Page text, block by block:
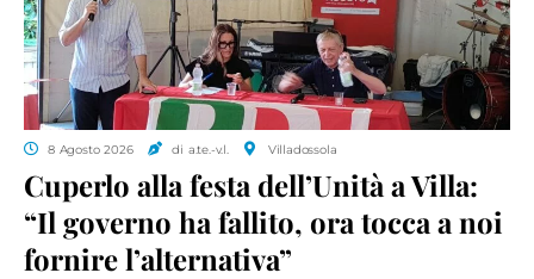
8 Agosto 2026 di a.te.-v.l. Villadossola
Cuperlo alla festa dell’Unità a Villa:
“Il governo ha fallito, ora tocca a noi
fornire l’alternativa”